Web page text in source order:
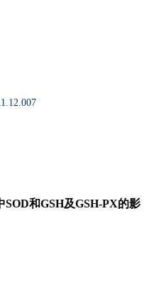
和GSH及GSH-PX的影